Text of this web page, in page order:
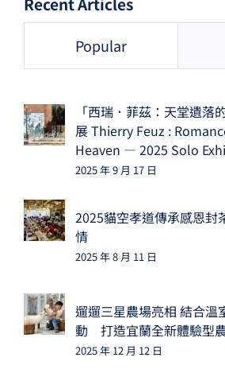
Popular
「西瑞．菲茲：天堂遺
展 Thierry Feuz :
Heaven — 2025 Solo
2025 年 9 月 17 日
2025貓空孝道傳承感恩
情
2025 年 8 月 11 日
遛遛三星農場亮相 結合溫
動 打造宜蘭全新體驗型
2025 年 12 月 12 日